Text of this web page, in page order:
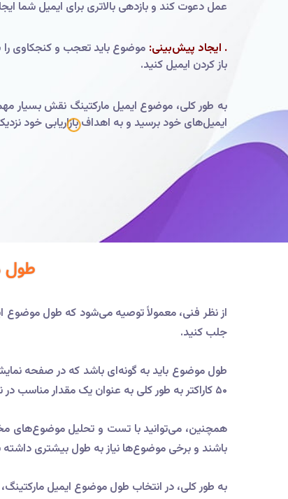
عمل دعوت کند و بازدهی بالاتری برای ایمیل شما
. ایجاد پیش‌بینی: موضوع باید تعجب و کنجکاوی را
باز کردن ایمیل کنید.
به طور کلی، موضوع ایمیل مارکتینگ نقش بسیار
ایمیل‌های خود برسید و به اهداف بازاریابی خود
طول
جلب کنید.
۵۰ کاراکتر به طور کلی به عنوان یک مقدار مناسب در نظر گرفته می‌شود.
همچنین، می‌توانید با تست و تحلیل موضوع‌های
باشند و برخی موضوع‌ها نیاز به طول بیشتری داشته
به طور کلی، در انتخاب طول موضوع ایمیل